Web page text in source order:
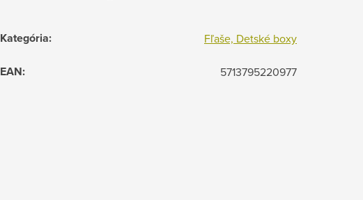
Kategória: Fľaše, Detské boxy
EAN: 5713795220977